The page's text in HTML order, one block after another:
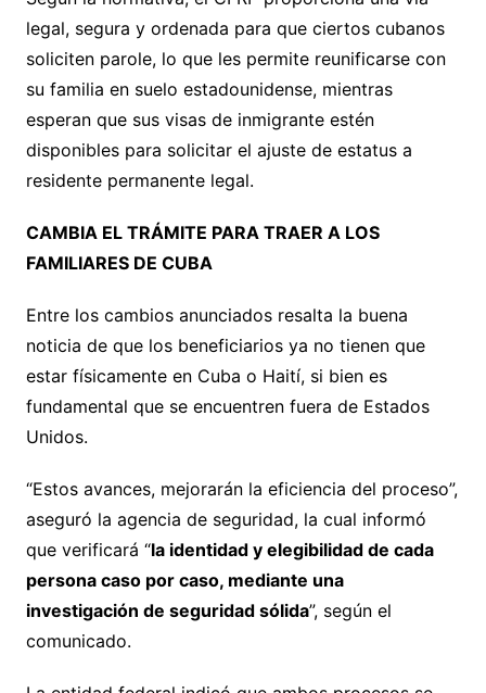
legal, segura y ordenada para que ciertos cubanos
soliciten parole, lo que les permite reunificarse con
su familia en suelo estadounidense, mientras
esperan que sus visas de inmigrante estén
disponibles para solicitar el ajuste de estatus a
residente permanente legal.
CAMBIA EL TRÁMITE PARA TRAER A LOS
FAMILIARES DE CUBA
Entre los cambios anunciados resalta la buena
noticia de que los beneficiarios ya no tienen que
estar físicamente en Cuba o Haití, si bien es
fundamental que se encuentren fuera de Estados
Unidos.
“Estos avances, mejorarán la eficiencia del proceso”,
aseguró la agencia de seguridad, la cual informó
que verificará “la identidad y elegibilidad de cada
persona caso por caso, mediante una
investigación de seguridad sólida”, según el
comunicado.